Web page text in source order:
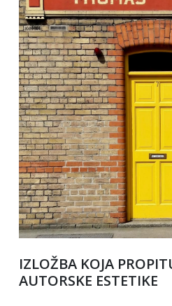
IZLOŽBA KOJA
AUTORSKE ESTETIKE